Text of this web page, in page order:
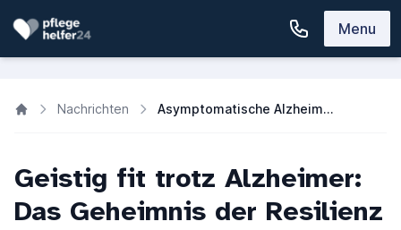
Menu
Nachrichten Asymptomatische Alzheimer-Krankheit: Warum einige trotz Plaques geistig fit bleiben
Geistig fit trotz Alzheimer:
Das Geheimnis der Resilienz